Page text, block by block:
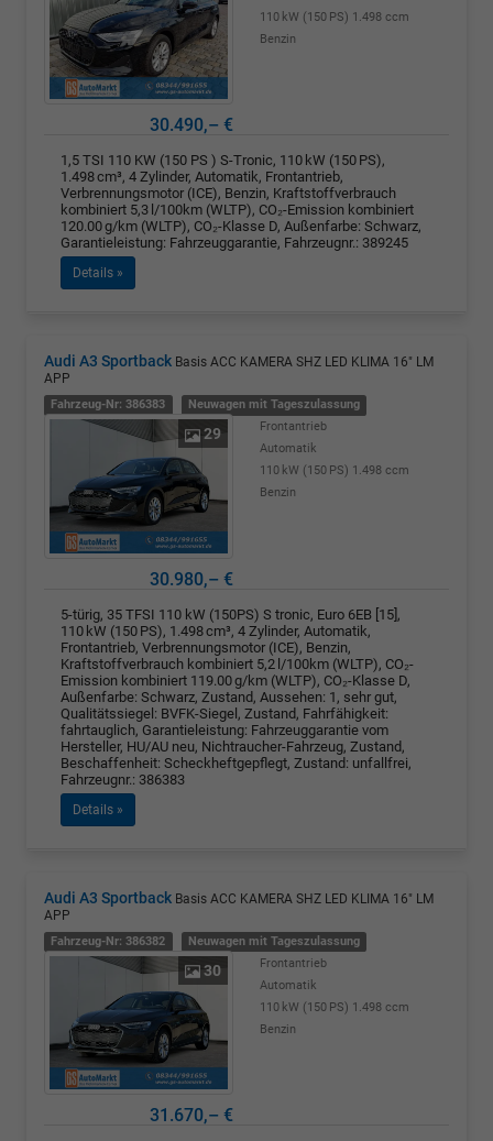
110 kW (150 PS) 1.498 ccm
Benzin
30.490,– €
1,5 TSI 110 KW (150 PS ) S-Tronic, 110 kW (150 PS),
1.498 cm³, 4 Zylinder, Automatik, Frontantrieb,
Verbrennungsmotor (ICE), Benzin, Kraftstoffverbrauch
kombiniert 5,3 l/100km (WLTP), CO₂-Emission kombiniert
120.00 g/km (WLTP), CO₂-Klasse D, Außenfarbe: Schwarz,
Garantieleistung: Fahrzeuggarantie, Fahrzeugnr.: 389245
Details »
Audi A3 Sportback Basis ACC KAMERA SHZ LED KLIMA 16" LM
APP
Fahrzeug-Nr: 386383 Neuwagen mit Tageszulassung
29
Frontantrieb
Automatik
110 kW (150 PS) 1.498 ccm
Benzin
30.980,– €
5-türig, 35 TFSI 110 kW (150PS) S tronic, Euro 6EB [15],
110 kW (150 PS), 1.498 cm³, 4 Zylinder, Automatik,
Frontantrieb, Verbrennungsmotor (ICE), Benzin,
Kraftstoffverbrauch kombiniert 5,2 l/100km (WLTP), CO₂-
Emission kombiniert 119.00 g/km (WLTP), CO₂-Klasse D,
Außenfarbe: Schwarz, Zustand, Aussehen: 1, sehr gut,
Qualitätssiegel: BVFK-Siegel, Zustand, Fahrfähigkeit:
fahrtauglich, Garantieleistung: Fahrzeuggarantie vom
Hersteller, HU/AU neu, Nichtraucher-Fahrzeug, Zustand,
Beschaffenheit: Scheckheftgepflegt, Zustand: unfallfrei,
Fahrzeugnr.: 386383
Details »
Audi A3 Sportback Basis ACC KAMERA SHZ LED KLIMA 16" LM
APP
Fahrzeug-Nr: 386382 Neuwagen mit Tageszulassung
30
Frontantrieb
Automatik
110 kW (150 PS) 1.498 ccm
Benzin
31.670,– €